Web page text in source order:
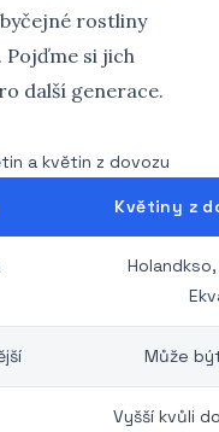
rostliny
Pojďme si jich
další generace.
a květin z dovozu
Květiny z
Může
Vyšší kvůli